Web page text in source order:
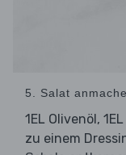
5. Salat
1EL Olivenöl,
zu einem